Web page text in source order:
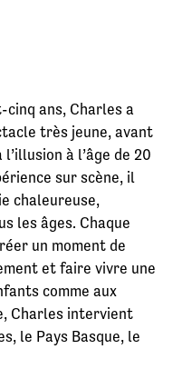
cinq ans, Charles a
très jeune, avant
à l’âge de 20
sur scène, il
chaleureuse,
les âges. Chaque
un moment de
et faire vivre une
comme aux
Charles intervient
le Pays Basque, le